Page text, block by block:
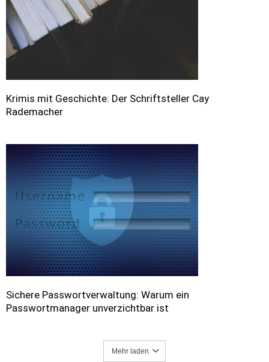
Krimis mit Geschichte: Der Schriftsteller Cay
Rademacher
Sichere Passwortverwaltung: Warum ein
Passwortmanager unverzichtbar ist
Mehr laden